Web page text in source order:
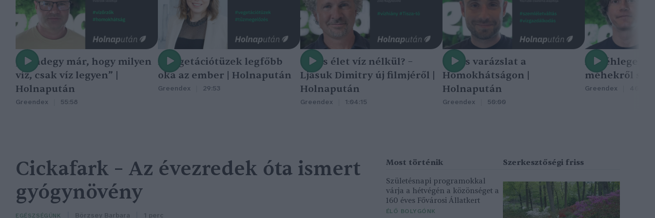
„Mindegy már, hogy milyen
víz, csak víz legyen” |
Holnapután
Greendex 55:58
A vegetációtüzek legfőbb
oka az ember | Holnapután
Greendex 29:53
Nincs élet víz nélkül? –
Ljasuk Dimitry új filmjéről |
Holnapután
Greendex 1:04:15
Nincs varázslat a
Homokhátságon |
Holnapután
Greendex 50:00
A méhlegelő
méhekről
Greendex
Cickafark – Az évezredek óta ismert
gyógynövény
EGÉSZSÉGÜNK Börzsey Barbara 1 perc
Születésnapi programokkal
várja a hétvégén a közönséget a
160 éves Fővárosi Állatkert
ÉLŐ BOLYGÓNK